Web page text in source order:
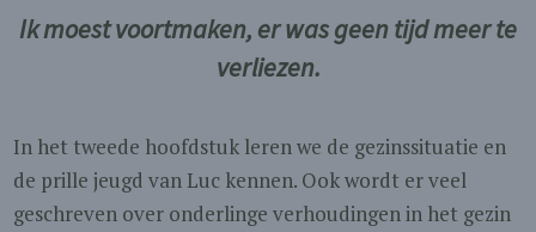
Ik moest voortmaken, er was geen tijd meer te
verliezen.
In het tweede hoofdstuk leren we de gezinssituatie en
de prille jeugd van Luc kennen. Ook wordt er veel
geschreven over onderlinge verhoudingen in het gezin